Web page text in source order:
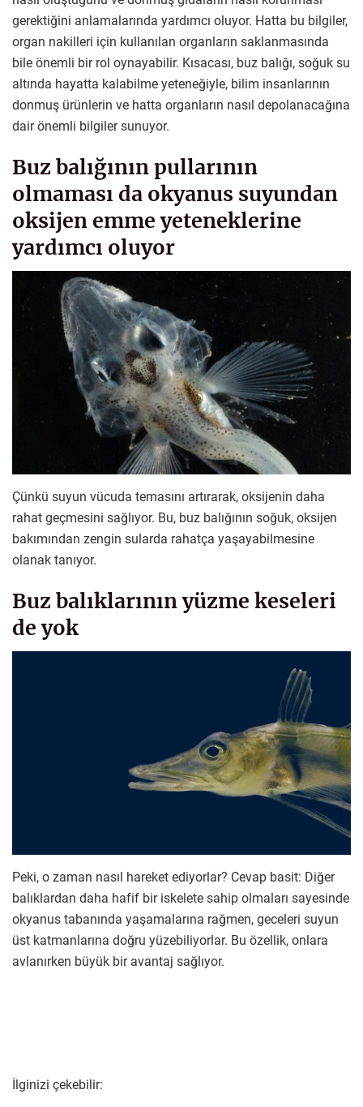
gerektiğini anlamalarında yardımcı oluyor. Hatta bu bilgiler,
organ nakilleri için kullanılan organların saklanmasında
bile önemli bir rol oynayabilir. Kısacası, buz balığı, soğuk su
altında hayatta kalabilme yeteneğiyle, bilim insanlarının
donmuş ürünlerin ve hatta organların nasıl depolanacağına
dair önemli bilgiler sunuyor.
Buz balığının pullarının
olmaması da okyanus suyundan
oksijen emme yeteneklerine
yardımcı oluyor
Çünkü suyun vücuda temasını artırarak, oksijenin daha
rahat geçmesini sağlıyor. Bu, buz balığının soğuk, oksijen
bakımından zengin sularda rahatça yaşayabilmesine
olanak tanıyor.
Buz balıklarının yüzme keseleri
de yok
Peki, o zaman nasıl hareket ediyorlar? Cevap basit: Diğer
balıklardan daha hafif bir iskelete sahip olmaları sayesinde
okyanus tabanında yaşamalarına rağmen, geceleri suyun
üst katmanlarına doğru yüzebiliyorlar. Bu özellik, onlara
avlanırken büyük bir avantaj sağlıyor.
İlginizi çekebilir: